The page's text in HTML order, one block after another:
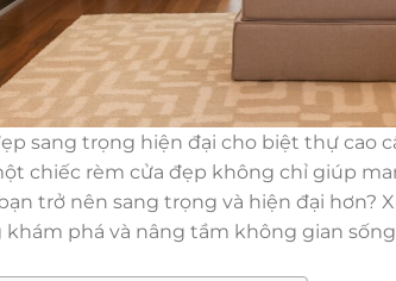
sang trọng hiện đại cho biệt thự cao
chiếc rèm cửa đẹp không chỉ giúp
trở nên sang trọng và hiện đại hơn?
khám phá và nâng tầm không gian